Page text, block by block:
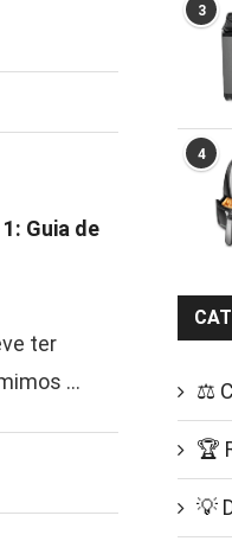
Guia de
ter
…
3
4
⚖️
🏆
💡